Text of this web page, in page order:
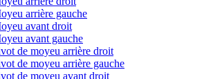
arrière gauche
avant droit
avant gauche
de moyeu arrière droit
de moyeu arrière gauche
de moyeu avant droit